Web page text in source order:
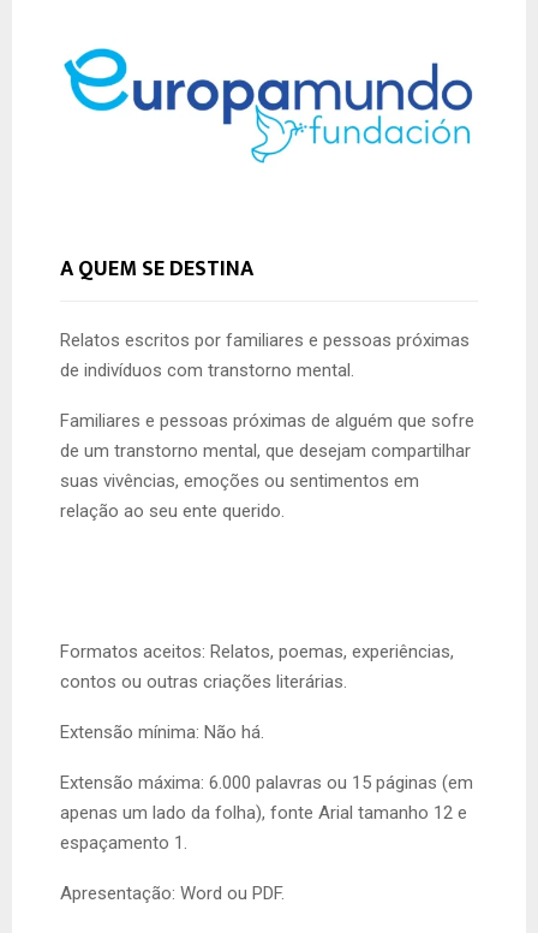
A QUEM SE DESTINA
Relatos escritos por familiares e pessoas próximas
de indivíduos com transtorno mental.
Familiares e pessoas próximas de alguém que sofre
de um transtorno mental, que desejam compartilhar
suas vivências, emoções ou sentimentos em
relação ao seu ente querido.
Formatos aceitos: Relatos, poemas, experiências,
contos ou outras criações literárias.
Extensão mínima: Não há.
Extensão máxima: 6.000 palavras ou 15 páginas (em
apenas um lado da folha), fonte Arial tamanho 12 e
espaçamento 1.
Apresentação: Word ou PDF.